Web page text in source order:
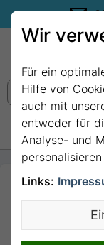
7 Nächte
ab/bis
MSC
Wir
Für ein
Hilfe von
auch mit
entweder für
Analyse- und
Links: